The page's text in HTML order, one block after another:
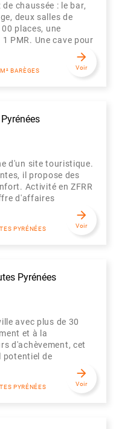
chaussée : le bar,
deux salles de
places, une
PMR. Une cave pour
BARÈGES
arrow_forward
Voir
d'un site touristique.
il propose des
Activité en ZFRR
d'affaires
PYRÉNÉES
arrow_forward
Voir
Pyrénées
avec plus de 30
et à la
d'achèvement, cet
potentiel de
PYRÉNÉES
arrow_forward
Voir